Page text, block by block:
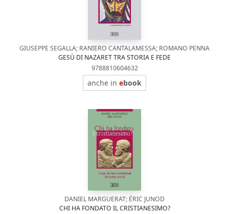
GIUSEPPE SEGALLA; RANIERO CANTALAMESSA; ROMANO PENNA
GESÙ DI NAZARET TRA STORIA E FEDE
9788810604632
anche in ebook
DANIEL MARGUERAT; ÉRIC JUNOD
CHI HA FONDATO IL CRISTIANESIMO?